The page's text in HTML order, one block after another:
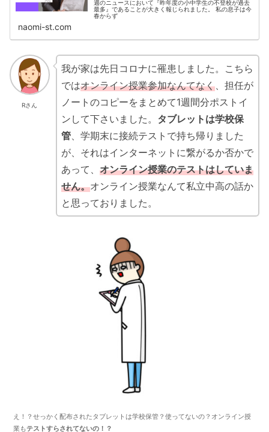
週のニュースにおいて『昨年度の小中学生の不登校が過去
最多』であることが大きく報じられました。 私の息子は今
春からず
naomi-st.com
Rさん
我が家は先日コロナに罹患しました。こちら
ではオンライン授業参加なんてなく、担任が
ノートのコピーをまとめて1週間分ポストイ
ンして下さいました。 タブレットは学校保
管、学期末に接続テストで持ち帰りました
が、それはインターネットに繋がるか否かで
あって、 オンライン授業のテストはしていま
せん。オンライン授業なんて私立中高の話か
と思っておりました。
え！？せっかく配布されたタブレットは学校保管？使ってないの？オンライン授
業もテストすらされてないの！？